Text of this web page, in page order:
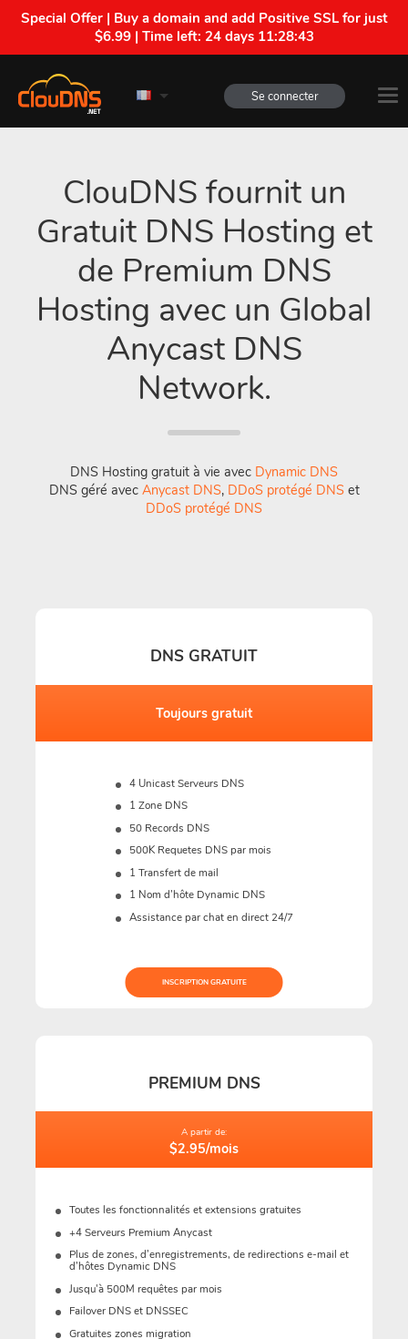
Special Offer | Buy a domain and add Positive SSL for just
$6.99 | Time left: 24 days 11:28:42
Se connecter
ClouDNS fournit un
Gratuit DNS Hosting et
de Premium DNS
Hosting avec un Global
Anycast DNS
Network.
DNS Hosting gratuit à vie avec Dynamic DNS
DNS géré avec Anycast DNS, DDoS protégé DNS et
DDoS protégé DNS
DNS GRATUIT
Toujours gratuit
4 Unicast Serveurs DNS
1 Zone DNS
50 Records DNS
500K Requetes DNS par mois
1 Transfert de mail
1 Nom d’hôte Dynamic DNS
Assistance par chat en direct 24/7
INSCRIPTION GRATUITE
PREMIUM DNS
A partir de:
$2.95/mois
Toutes les fonctionnalités et extensions gratuites
+4 Serveurs Premium Anycast
Plus de zones, d’enregistrements, de redirections e-mail et
d’hôtes Dynamic DNS
Jusqu'à 500M requêtes par mois
Failover DNS et DNSSEC
Gratuites zones migration